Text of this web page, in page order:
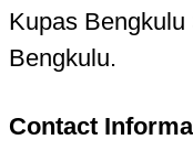
Kupas
Bengkulu.
Contact